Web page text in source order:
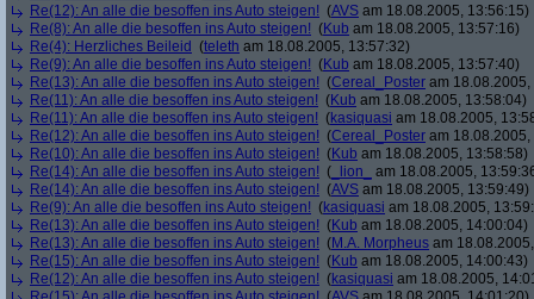
Re(12): An alle die besoffen ins Auto steigen! (AVS am 18.08.2005, 13:56:15)
Re(8): An alle die besoffen ins Auto steigen! (Kub am 18.08.2005, 13:57:16)
Re(4): Herzliches Beileid (teleth am 18.08.2005, 13:57:32)
Re(9): An alle die besoffen ins Auto steigen! (Kub am 18.08.2005, 13:57:40)
Re(13): An alle die besoffen ins Auto steigen! (Cereal_Poster am
Re(11): An alle die besoffen ins Auto steigen! (Kub am 18.08.2005, 13:58:04)
Re(11): An alle die besoffen ins Auto steigen! (kasiquasi am 18.08.2005,
Re(12): An alle die besoffen ins Auto steigen! (Cereal_Poster am
Re(10): An alle die besoffen ins Auto steigen! (Kub am 18.08.2005, 13:58:58)
Re(14): An alle die besoffen ins Auto steigen! ( _lion_
am 18.08.2005,
Re(14): An alle die besoffen ins Auto steigen! (AVS am 18.08.2005, 13:59:49)
Re(9): An alle die besoffen ins Auto steigen! (kasiquasi am 18.08.2005,
Re(13): An alle die besoffen ins Auto steigen! (Kub am 18.08.2005, 14:00:04)
Re(13): An alle die besoffen ins Auto steigen! (M.A. Morpheus am
Re(15): An alle die besoffen ins Auto steigen! (Kub am 18.08.2005, 14:00:43)
Re(12): An alle die besoffen ins Auto steigen! (kasiquasi am 18.08.2005,